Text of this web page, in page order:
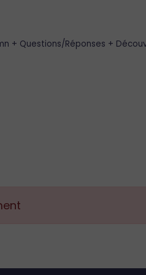
+ Questions/Réponses +